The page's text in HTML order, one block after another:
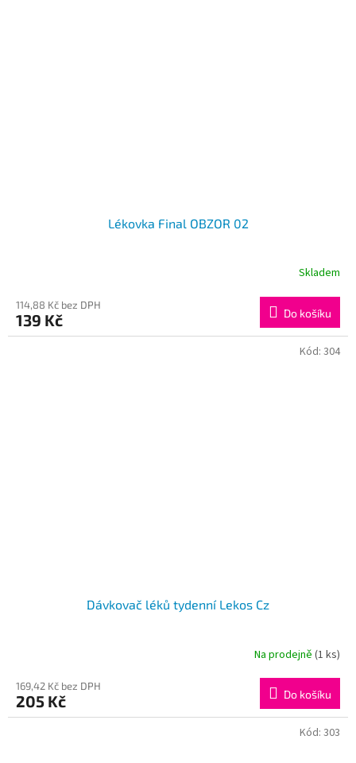
Lékovka Final OBZOR 02
Skladem
114,88 Kč bez DPH
139 Kč Do košíku
Dávkovač léků tydenní Lekos Cz
Na prodejně (1 ks)
169,42 Kč bez DPH
205 Kč Do košíku
Kód: 304
Kód: 303